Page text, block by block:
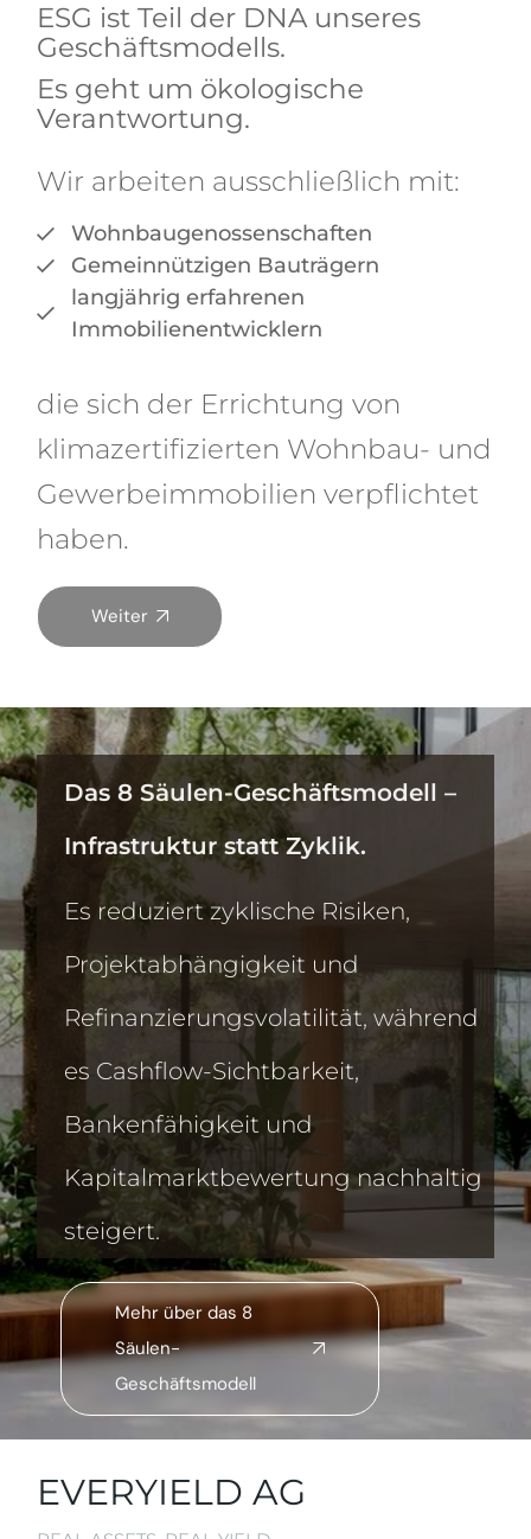
ESG ist Teil der DNA unseres
Geschäftsmodells.
Es geht um ökologische
Verantwortung.
Wir arbeiten ausschließlich mit:
Wohnbaugenossenschaften
Gemeinnützigen Bauträgern
langjährig erfahrenen
Immobilienentwicklern
die sich der Errichtung von
klimazertifizierten Wohnbau- und
Gewerbeimmobilien verpflichtet
haben.
Weiter
Das 8 Säulen-Geschäftsmodell –
Infrastruktur statt Zyklik.
Es reduziert zyklische Risiken,
Projektabhängigkeit und
Refinanzierungsvolatilität, während
es Cashflow-Sichtbarkeit,
Bankenfähigkeit und
Kapitalmarktbewertung nachhaltig
steigert.
Mehr über das 8
Säulen-
Geschäftsmodell
EVERYIELD AG